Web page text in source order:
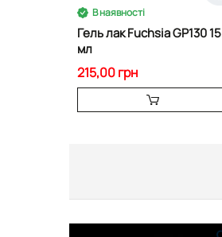
В наявності
Гель лак Fuchsia GP130 15
мл
215,00 грн